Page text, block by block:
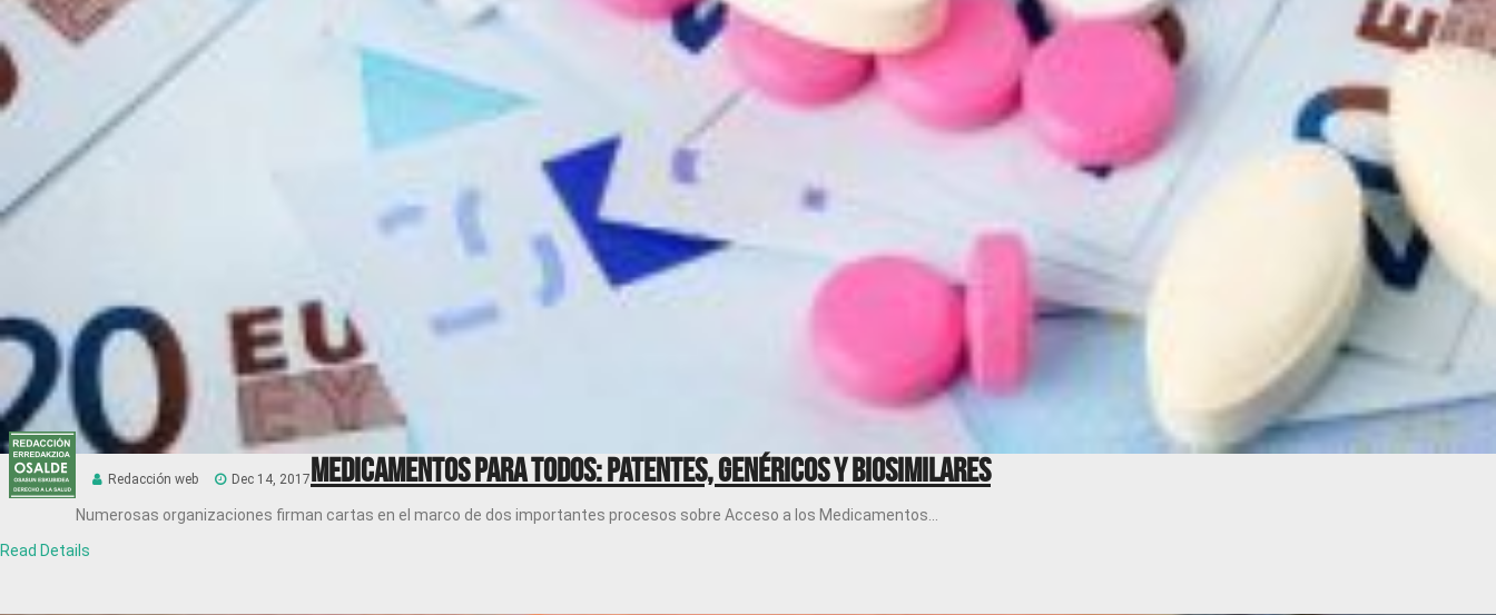
Redacción web Dec 14, 2017Medicamentos para todos: Patentes, genéricos y biosimilares
Numerosas organizaciones firman cartas en el marco de dos importantes procesos sobre Acceso a los Medicamentos...
Read Details